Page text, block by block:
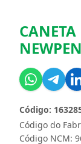
CANETA
Código do
Código:
Código NCM: